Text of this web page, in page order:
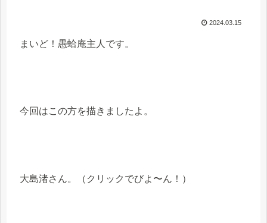
2024.03.15
まいど！愚蛤庵主人です。
今回はこの方を描きましたよ。
大島渚さん。（クリックでびよ〜ん！）